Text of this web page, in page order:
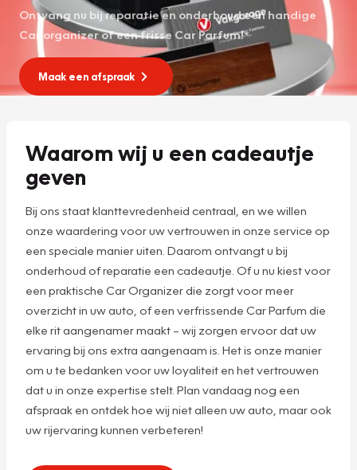
Ontvang nu bij reparatie en onderhoud een handige
Car organizer of een frisse Car Parfum!*
Maak een afspraak
Waarom wij u een cadeautje
geven
Bij ons staat klanttevredenheid centraal, en we willen
onze waardering voor uw vertrouwen in onze service op
een speciale manier uiten. Daarom ontvangt u bij
onderhoud of reparatie een cadeautje. Of u nu kiest voor
een praktische Car Organizer die zorgt voor meer
overzicht in uw auto, of een verfrissende Car Parfum die
elke rit aangenamer maakt – wij zorgen ervoor dat uw
ervaring bij ons extra aangenaam is. Het is onze manier
om u te bedanken voor uw loyaliteit en het vertrouwen
dat u in onze expertise stelt. Plan vandaag nog een
afspraak en ontdek hoe wij niet alleen uw auto, maar ook
uw rijervaring kunnen verbeteren!